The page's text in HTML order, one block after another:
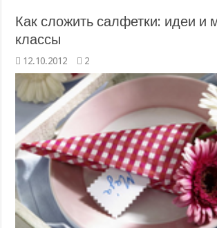
Как сложить салфетки: идеи и
классы
12.10.2012 2